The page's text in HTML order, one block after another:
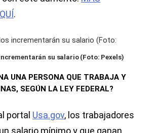
.
su salario (Foto: Pexels)
UNA PERSONA QUE TRABAJA Y
SEGÚN LA LEY FEDERAL?
portal Usa.gov, los trabajadores
salario mínimo y que ganan